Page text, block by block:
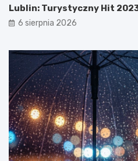
2
6
r
ó
w
i
r
p
u
s
t
o
s
t
Lublin: Turystyczny Hit
6 sierpnia 2026